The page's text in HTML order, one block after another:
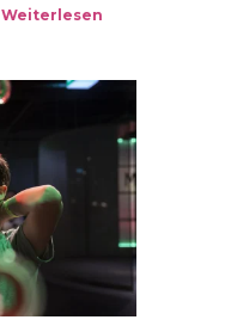
Weiterlesen